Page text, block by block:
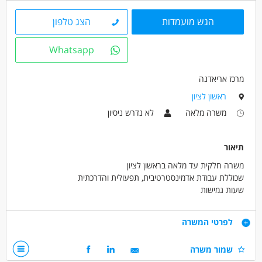
מאפייני משרה
עבודה ללא ניסיון
עבודה מיידית
סטודנטים
הגש מועמדות הצג טלפון
Whatsapp
מרכז אריאדנה
ראשון לציון
משרה מלאה
לא נדרש ניסיון
תיאור
משרה חלקית עד מלאה בראשון לציון
שכוללת עבודת אדמינסטרטיבית, תפעולית והדרכתית
שעות גמישות
אפשרויות קידום
דרישות
עברית על בוריה
לפרטי המשרה
שמור משרה